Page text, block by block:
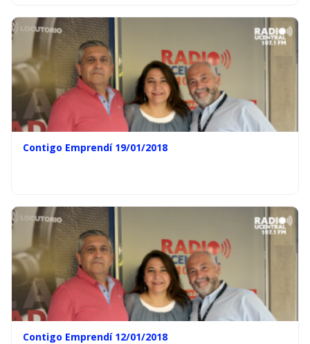
Contigo Emprendí 19/01/2018
Contigo Emprendí 12/01/2018